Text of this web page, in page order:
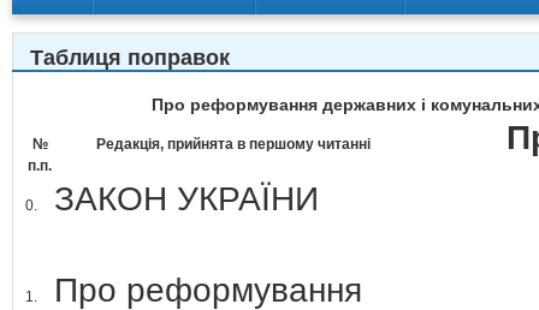
Таблиця поправок
Про реформування державних і
№
п.п.
Редакція, прийнята в першому читанні
0. ЗАКОН УКРАЇНИ
1.
Про реформування